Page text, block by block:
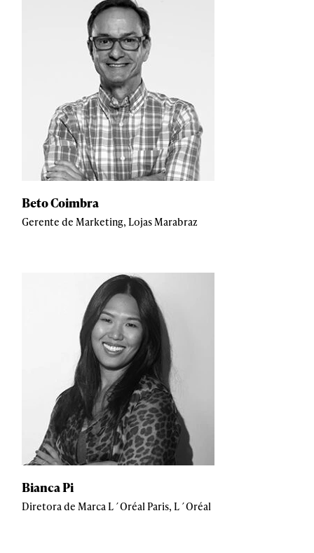
Beto Coimbra
Gerente de Marketing, Lojas Marabraz
Bianca Pi
Diretora de Marca L´Oréal Paris, L´Oréal